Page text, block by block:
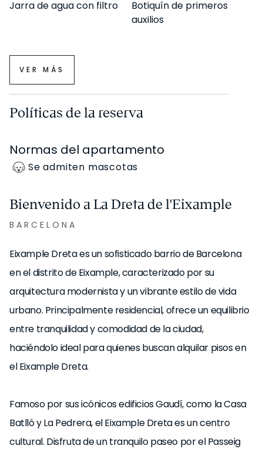
sistema estatal de referencia de precios de alquiler
referencia.
período superior a 32 días.
Tenedor en Cataluña.
Jarra de agua con filtro
Botiquín de primeros
auxilios
VER MÁS
Políticas de la reserva
Normas del apartamento
Se admiten mascotas
Bienvenido a La Dreta de l'Eixample
BARCELONA
Eixample Dreta es un sofisticado barrio de Barcelona
en el distrito de Eixample, caracterizado por su
arquitectura modernista y un vibrante estilo de vida
urbano. Principalmente residencial, ofrece un equilibrio
entre tranquilidad y comodidad de la ciudad,
haciéndolo ideal para quienes buscan alquilar pisos en
el Eixample Dreta.
Famoso por sus icónicos edificios Gaudí, como la Casa
Batlló y La Pedrera, el Eixample Dreta es un centro
cultural. Disfruta de un tranquilo paseo por el Passeig